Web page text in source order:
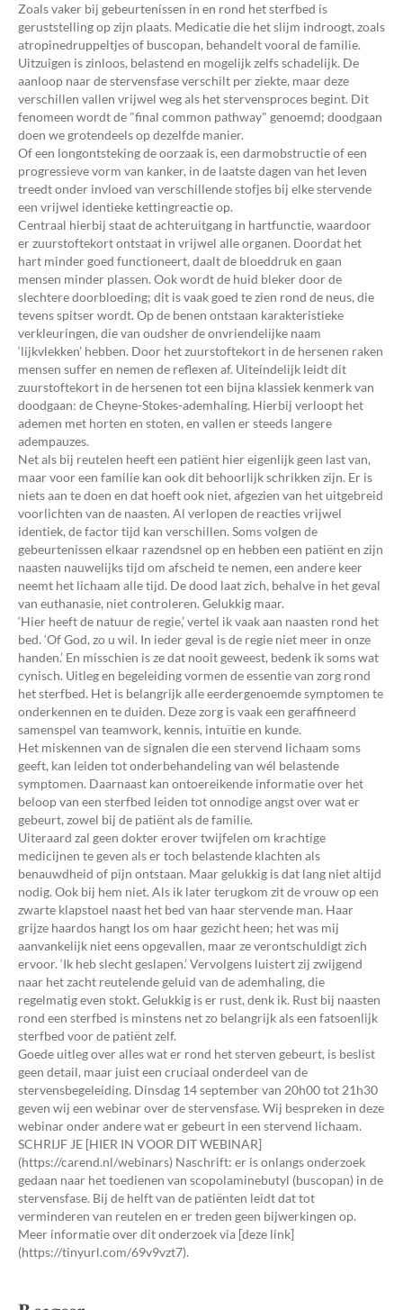
Zoals vaker bij gebeurtenissen in en rond het sterfbed is
geruststelling op zijn plaats. Medicatie die het slijm indroogt, zoals
atropinedruppeltjes of buscopan, behandelt vooral de familie.
Uitzuigen is zinloos, belastend en mogelijk zelfs schadelijk. De
aanloop naar de stervensfase verschilt per ziekte, maar deze
verschillen vallen vrijwel weg als het stervensproces begint. Dit
fenomeen wordt de "final common pathway" genoemd; doodgaan
doen we grotendeels op dezelfde manier.
Of een longontsteking de oorzaak is, een darmobstructie of een
progressieve vorm van kanker, in de laatste dagen van het leven
treedt onder invloed van verschillende stofjes bij elke stervende
een vrijwel identieke kettingreactie op.
Centraal hierbij staat de achteruitgang in hartfunctie, waardoor
er zuurstoftekort ontstaat in vrijwel alle organen. Doordat het
hart minder goed functioneert, daalt de bloeddruk en gaan
mensen minder plassen. Ook wordt de huid bleker door de
slechtere doorbloeding; dit is vaak goed te zien rond de neus, die
tevens spitser wordt. Op de benen ontstaan karakteristieke
verkleuringen, die van oudsher de onvriendelijke naam
‘lijkvlekken’ hebben. Door het zuurstoftekort in de hersenen raken
mensen suffer en nemen de reflexen af. Uiteindelijk leidt dit
zuurstoftekort in de hersenen tot een bijna klassiek kenmerk van
doodgaan: de Cheyne-Stokes-ademhaling. Hierbij verloopt het
ademen met horten en stoten, en vallen er steeds langere
adempauzes.
Net als bij reutelen heeft een patiënt hier eigenlijk geen last van,
maar voor een familie kan ook dit behoorlijk schrikken zijn. Er is
niets aan te doen en dat hoeft ook niet, afgezien van het uitgebreid
voorlichten van de naasten. Al verlopen de reacties vrijwel
identiek, de factor tijd kan verschillen. Soms volgen de
gebeurtenissen elkaar razendsnel op en hebben een patiënt en zijn
naasten nauwelijks tijd om afscheid te nemen, een andere keer
neemt het lichaam alle tijd. De dood laat zich, behalve in het geval
van euthanasie, niet controleren. Gelukkig maar.
‘Hier heeft de natuur de regie,’ vertel ik vaak aan naasten rond het
bed. ‘Of God, zo u wil. In ieder geval is de regie niet meer in onze
handen.’ En misschien is ze dat nooit geweest, bedenk ik soms wat
cynisch. Uitleg en begeleiding vormen de essentie van zorg rond
het sterfbed. Het is belangrijk alle eerdergenoemde symptomen te
onderkennen en te duiden. Deze zorg is vaak een geraffineerd
samenspel van teamwork, kennis, intuïtie en kunde.
Het miskennen van de signalen die een stervend lichaam soms
geeft, kan leiden tot onderbehandeling van wél belastende
symptomen. Daarnaast kan ontoereikende informatie over het
beloop van een sterfbed leiden tot onnodige angst over wat er
gebeurt, zowel bij de patiënt als de familie.
Uiteraard zal geen dokter erover twijfelen om krachtige
medicijnen te geven als er toch belastende klachten als
benauwdheid of pijn ontstaan. Maar gelukkig is dat lang niet altijd
nodig. Ook bij hem niet. Als ik later terugkom zit de vrouw op een
zwarte klapstoel naast het bed van haar stervende man. Haar
grijze haardos hangt los om haar gezicht heen; het was mij
aanvankelijk niet eens opgevallen, maar ze verontschuldigt zich
ervoor. ‘Ik heb slecht geslapen.’ Vervolgens luistert zij zwijgend
naar het zacht reutelende geluid van de ademhaling, die
regelmatig even stokt. Gelukkig is er rust, denk ik. Rust bij naasten
rond een sterfbed is minstens net zo belangrijk als een fatsoenlijk
sterfbed voor de patiënt zelf.
Goede uitleg over alles wat er rond het sterven gebeurt, is beslist
geen detail, maar juist een cruciaal onderdeel van de
stervensbegeleiding. Dinsdag 14 september van 20h00 tot 21h30
geven wij een webinar over de stervensfase. Wij bespreken in deze
webinar onder andere wat er gebeurt in een stervend lichaam.
SCHRIJF JE [HIER IN VOOR DIT WEBINAR]
(https://carend.nl/webinars) Naschrift: er is onlangs onderzoek
gedaan naar het toedienen van scopolaminebutyl (buscopan) in de
stervensfase. Bij de helft van de patiënten leidt dat tot
verminderen van reutelen en er treden geen bijwerkingen op.
Meer informatie over dit onderzoek via [deze link]
(https://tinyurl.com/69v9vzt7).